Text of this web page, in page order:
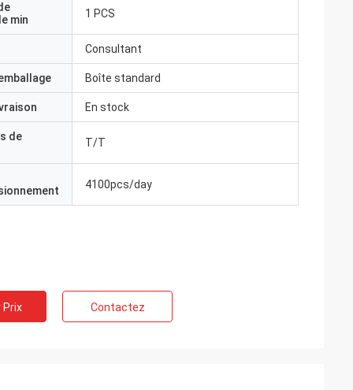
min
1 PCS
Consultant
Boîte standard
En stock
de T/T
4100pcs/day
Prix Contactez